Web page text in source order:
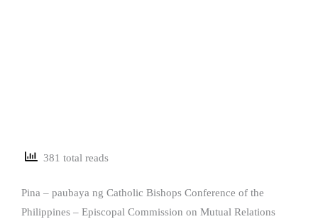
381 total reads
Pina – paubaya ng Catholic Bishops Conference of the
Philippines – Episcopal Commission on Mutual Relations